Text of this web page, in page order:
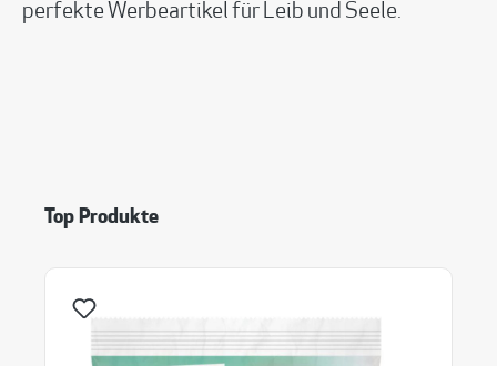
perfekte Werbeartikel für Leib und Seele.
Produktgalerie überspringen
Top Produkte